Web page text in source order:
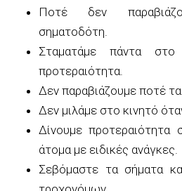
Ποτέ δεν
σηματοδότη.
Σταματάμε πάντα
προτεραιότητα.
Δεν παραβιάζουμε ποτέ τα
Δεν μιλάμε στο κινητό
Δίνουμε
άτομα με ειδικές ανάγκες.
Σεβόμαστε τα σήματα